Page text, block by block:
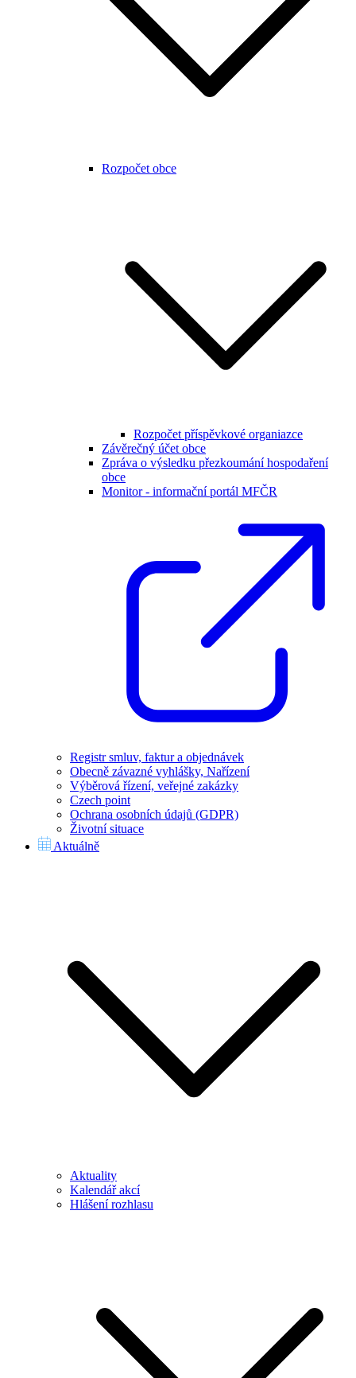
Rozpočet obce
Rozpočet příspěvkové organiazce
Závěrečný účet obce
Zpráva o výsledku přezkoumání hospodaření
obce
Monitor - informační portál MFČR
Registr smluv, faktur a objednávek
Obecně závazné vyhlášky, Nařízení
Výběrová řízení, veřejné zakázky
Czech point
Ochrana osobních údajů (GDPR)
Životní situace
Aktuálně
Aktuality
Kalendář akcí
Hlášení rozhlasu